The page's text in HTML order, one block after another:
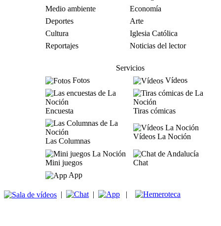
Medio ambiente
Economía
Deportes
Arte
Cultura
Iglesia Católica
Reportajes
Noticias del lector
Servicios
Fotos
Vídeos
Encuesta Tiras cómicas
Las Columnas
Vídeos La Noción
Mini juegos
Chat
App
| | |